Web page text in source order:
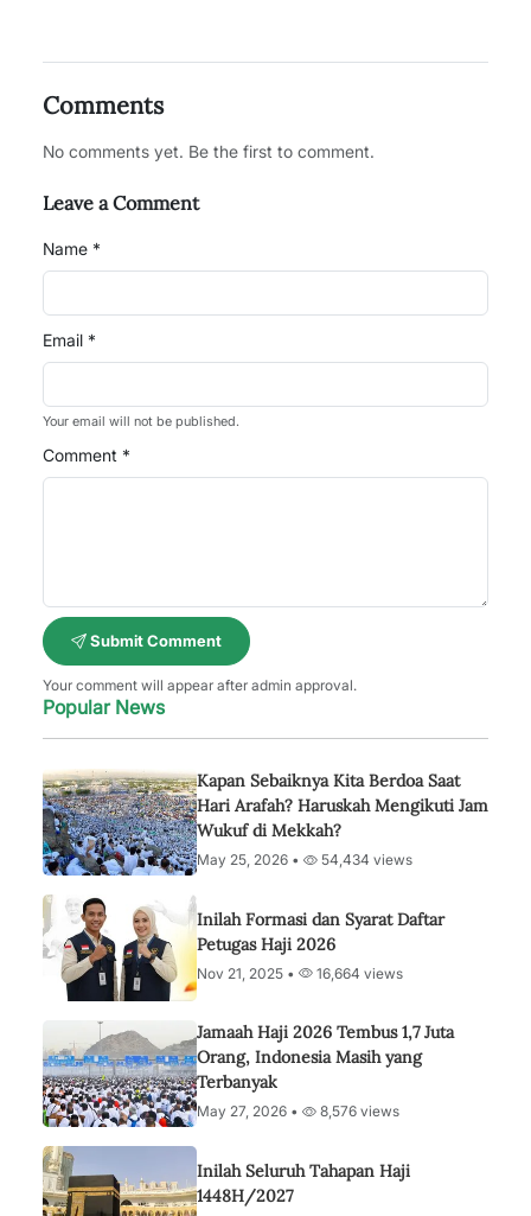
Comments
No comments yet. Be the first to comment.
Leave a Comment
Name *
Email *
Your email will not be published.
Comment *
Submit Comment
Your comment will appear after admin approval.
Popular News
Kapan Sebaiknya Kita Berdoa Saat
Hari Arafah? Haruskah Mengikuti Jam
Wukuf di Mekkah?
May 25, 2026 • 54,434 views
Inilah Formasi dan Syarat Daftar
Petugas Haji 2026
Nov 21, 2025 • 16,664 views
Jamaah Haji 2026 Tembus 1,7 Juta
Orang, Indonesia Masih yang
Terbanyak
May 27, 2026 • 8,576 views
Inilah Seluruh Tahapan Haji
1448H/2027